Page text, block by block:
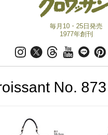
毎月10・25日発売
1977年創刊
No. 873